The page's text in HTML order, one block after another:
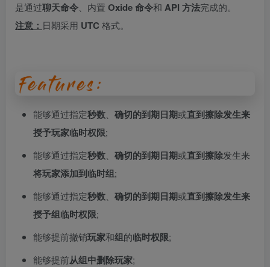
是通过聊天命令 、内置 Oxide 命令和 API 方法完成的。
注意： 日期采用 UTC 格式。
能够通过指定秒数 确切的到期日期或直到擦除发生来
授予玩家临时权限;
能够通过指定秒数 确切的到期日期或直到擦除发生来
将玩家添加到临时组;
能够通过指定秒数 确切的到期日期或直到擦除发生来
授予组临时权限;
能够提前撤销玩家和组的临时权限;
能够提前从组中删除玩家;